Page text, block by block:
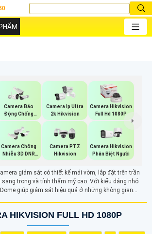
Camera Báo
Động Chống
Trộm Hikvision
Camera Ip Ultra
2k Hikvision
Camera Hikvision
Full Hd 1080P
Camera Chống
Nhiễu 3D DNR
Hikvison
Camera PTZ
Hikvision
Camera Hikvision
Phân Biệt Người
giám sát có thiết kế mái vòm, lắp đặt trên trần
sang trọng và tính thẩm mỹ cao. Với kiểu dáng nhỏ
giúp giám sát hiệu quả ở những không gian
HIKVISION FULL HD 1080P